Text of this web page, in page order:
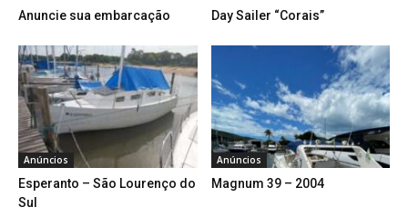
Anuncie sua embarcação Day Sailer “Corais”
Anúncios
Esperanto – São Lourenço do
Sul
Anúncios
Magnum 39 – 2004